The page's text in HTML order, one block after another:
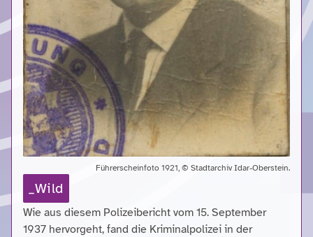
Führerscheinfoto 1921, © Stadtarchiv Idar-Oberstein.
_Wild
Wie aus diesem Polizeibericht vom 15. September
1937 hervorgeht, fand die Kriminalpolizei in der